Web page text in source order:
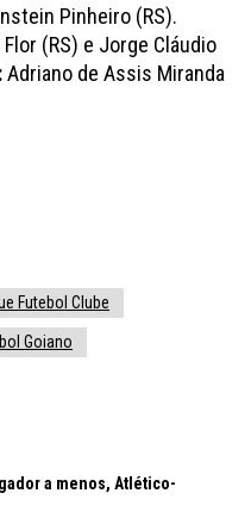
Pinheiro (RS).
(RS) e Jorge Cláudio
Adriano de Assis Miranda
Futebol Clube
Goiano
a menos, Atlético-